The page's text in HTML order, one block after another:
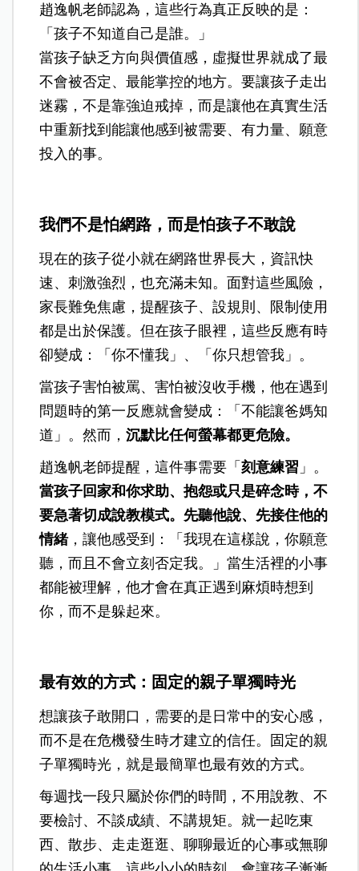
趙逸帆老師認為，這些行為真正反映的是：
「孩子不知道自己是誰。」
當孩子缺乏方向與價值感，虛擬世界就成了最
不會被否定、最能掌控的地方。要讓孩子走出
迷霧，不是靠強迫戒掉，而是讓他在真實生活
中重新找到能讓他感到被需要、有力量、願意
投入的事。
我們不是怕網路，而是怕孩子不敢說
現在的孩子從小就在網路世界長大，資訊快
速、刺激強烈，也充滿未知。面對這些風險，
家長難免焦慮，提醒孩子、設規則、限制使用
都是出於保護。但在孩子眼裡，這些反應有時
卻變成：「你不懂我」、「你只想管我」。
當孩子害怕被罵、害怕被沒收手機，他在遇到
問題時的第一反應就會變成：「不能讓爸媽知
道」。然而，沉默比任何螢幕都更危險。
趙逸帆老師提醒，這件事需要「刻意練習 」。
當孩子回家和你求助、抱怨或只是碎念時，不
要急著切成說教模式。先聽他說、先接住他的
情緒，讓他感受到：「我現在這樣說，你願意
聽，而且不會立刻否定我。」當生活裡的小事
都能被理解，他才會在真正遇到麻煩時想到
你，而不是躲起來。
最有效的方式：固定的親子單獨時光
想讓孩子敢開口，需要的是日常中的安心感，
而不是在危機發生時才建立的信任。固定的親
子單獨時光，就是最簡單也最有效的方式。
每週找一段只屬於你們的時間，不用說教、不
要檢討、不談成績、不講規矩。就一起吃東
西、散步、走走逛逛、聊聊最近的心事或無聊